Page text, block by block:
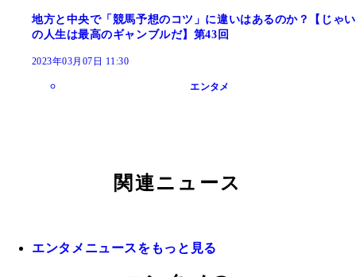
地方と中央で「競馬予想のコツ」に違いはあるのか？【じゃい
の人生は最高のギャンブルだ】第43回
2023年03月07日 11:30
エンタメ
関連ニュース
エンタメニュースをもっと見る